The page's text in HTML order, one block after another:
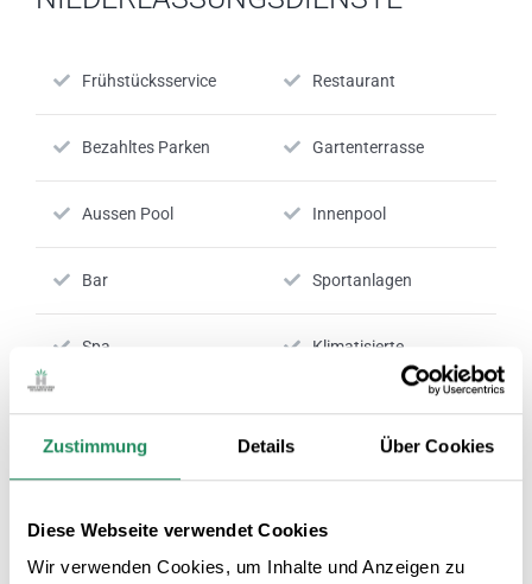
Zustimmung Details Über Cookies
Diese Webseite verwendet Cookies
Wir verwenden Cookies, um Inhalte und Anzeigen zu
Frühstücksservice Restaurant
Bezahltes Parken Gartenterrasse
Aussen Pool Innenpool
Bar Sportanlagen
Spa
Klimatisierte
Gemeinschaftsräume
Zahlung per Karte
24 Stunden Rezeption
Nº RTC:HG-004817